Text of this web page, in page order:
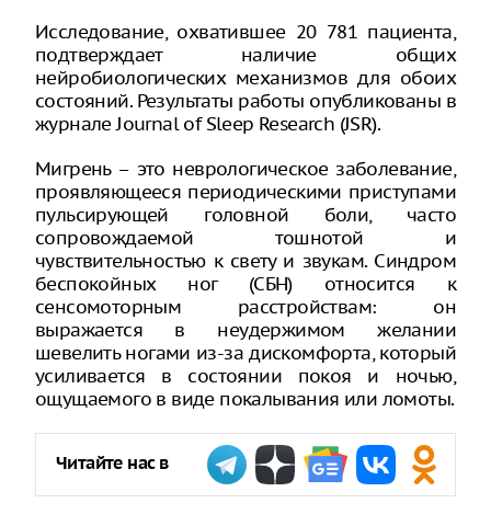
Исследование, охватившее 20 781 пациента,
подтверждает наличие общих
нейробиологических механизмов для обоих
состояний. Результаты работы опубликованы в
журнале Journal of Sleep Research (JSR).
Мигрень – это неврологическое заболевание,
проявляющееся периодическими приступами
пульсирующей головной боли, часто
сопровождаемой тошнотой и
чувствительностью к свету и звукам. Синдром
беспокойных ног (СБН) относится к
сенсомоторным расстройствам: он
выражается в неудержимом желании
шевелить ногами из-за дискомфорта, который
усиливается в состоянии покоя и ночью,
ощущаемого в виде покалывания или ломоты.
Читайте нас в